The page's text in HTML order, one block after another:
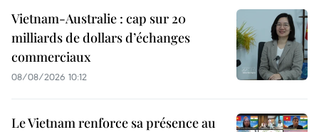
Vietnam-Australie : cap sur 20
milliards de dollars d’échanges
commerciaux
08/08/2026 10:12
Le Vietnam renforce sa présence au